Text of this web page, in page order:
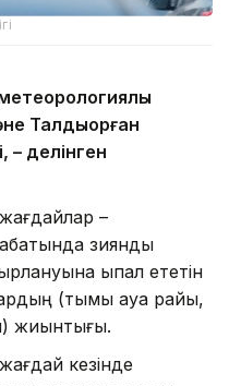
Талдықорған
– делінген
–
зиянды
ықпал ететін
(тымық ауа райы,
жиынтығы.
кезінде